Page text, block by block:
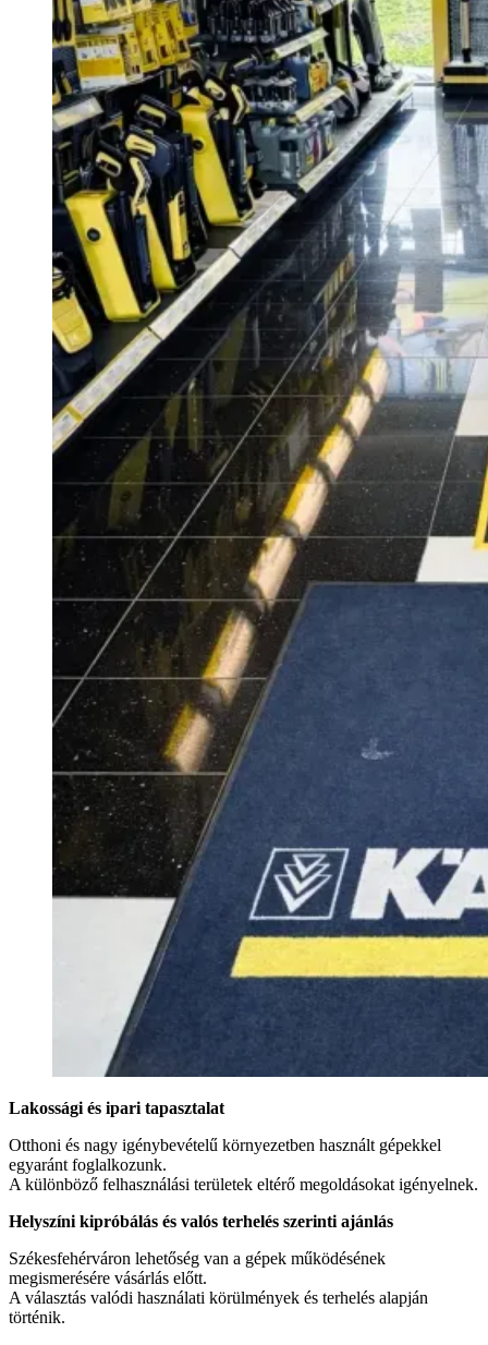
Lakossági és ipari tapasztalat
Otthoni és nagy igénybevételű környezetben használt gépekkel
egyaránt foglalkozunk.
A különböző felhasználási területek eltérő megoldásokat igényelnek.
Helyszíni kipróbálás és valós terhelés szerinti ajánlás
Székesfehérváron lehetőség van a gépek működésének
megismerésére vásárlás előtt.
A választás valódi használati körülmények és terhelés alapján
történik.